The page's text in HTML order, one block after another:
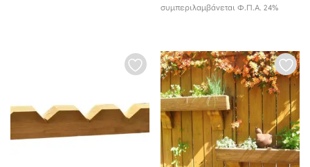
συμπεριλαμβάνεται Φ.Π.Α. 24%